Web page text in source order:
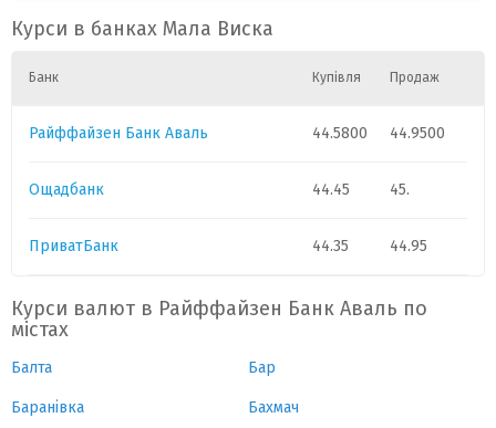
Курси в банках Мала Виска
Банк Купівля Продаж
Райффайзен Банк Аваль 44.5800 44.9500
Ощадбанк 44.45 45.
ПриватБанк 44.35 44.95
Курси валют в Райффайзен Банк Аваль по
містах
Балта Бар
Баранівка Бахмач